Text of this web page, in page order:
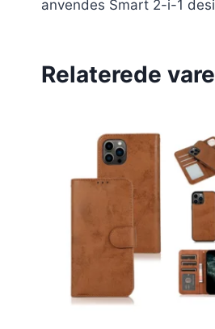
anvendes Smart 2-i-1
Relaterede